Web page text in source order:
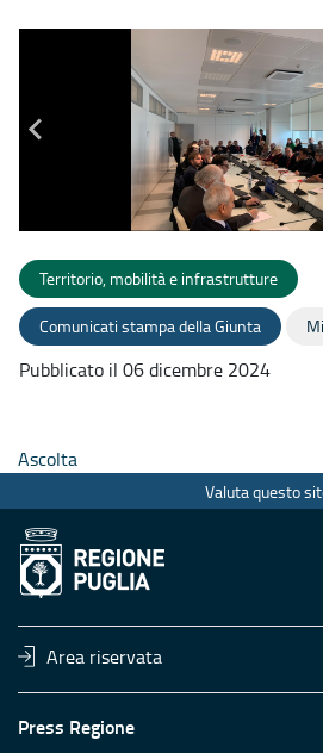
Territorio, mobilità e infrastrutture
Comunicati stampa della Giunta
Pubblicato il 06 dicembre 2024
Ascolta
Valuta questo
Area riservata
Press Regione